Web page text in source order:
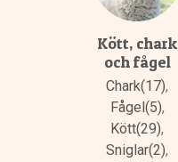
Kött, chark
och fågel
Chark(17),
Fågel(5),
Kött(29),
Sniglar(2),